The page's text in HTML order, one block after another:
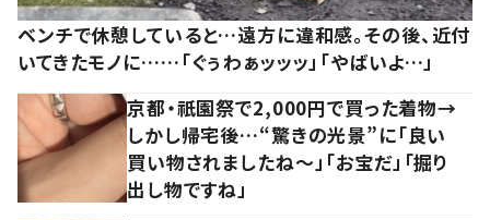
ベンチで休憩していると…遠方に違和感。その後、近付
いてきたモノに……「ぐぅわぁッッッ」「やばいよ…」
京都・祇園祭で2,000円で買った着物→
しかし帰宅後…“驚きの光景”に「良い
買い物されましたね～」「お宝だ」「掘り
出し物ですね」